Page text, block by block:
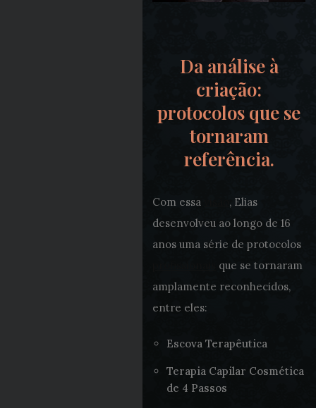
Da análise à
criação:
protocolos que se
tornaram
referência.
Com essa
, Elias
desenvolveu ao longo de 16
anos uma série de protocolos
que se tornaram
amplamente reconhecidos,
entre eles:
Escova Terapêutica
Terapia Capilar Cosmética
de 4 Passos